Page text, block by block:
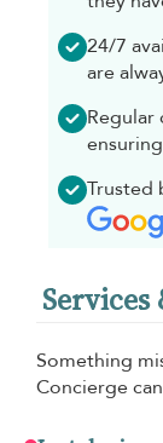
24/7
are
Trusted
Services
Something
Concierge